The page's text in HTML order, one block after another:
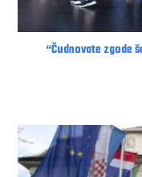
“Čudnovate zgode